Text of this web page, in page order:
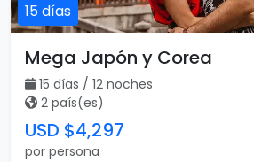
15 días
Mega Japón y Corea
15 días / 12 noches
2 país(es)
USD $4,297
por persona